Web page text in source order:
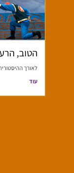
הטוב,
לאורך
עוד